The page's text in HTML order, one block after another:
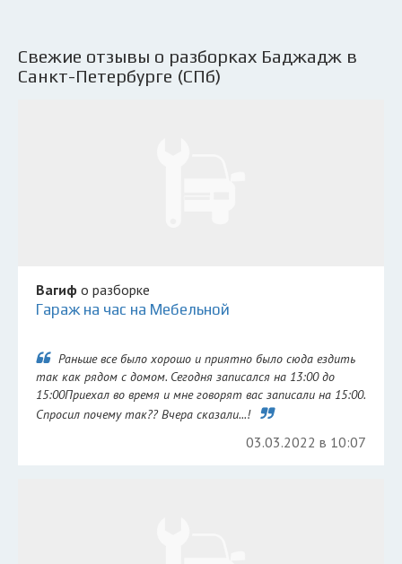
Свежие отзывы о разборках Баджадж в
Санкт-Петербурге (СПб)
Вагиф о разборке
Гараж на час на Мебельной
Раньше все было хорошо и приятно было сюда ездить
так как рядом с домом. Сегодня записался на 13:00 до
15:00Приехал во время и мне говорят вас записали на 15:00.
Спросил почему так?? Вчера сказали...!
03.03.2022 в 10:07